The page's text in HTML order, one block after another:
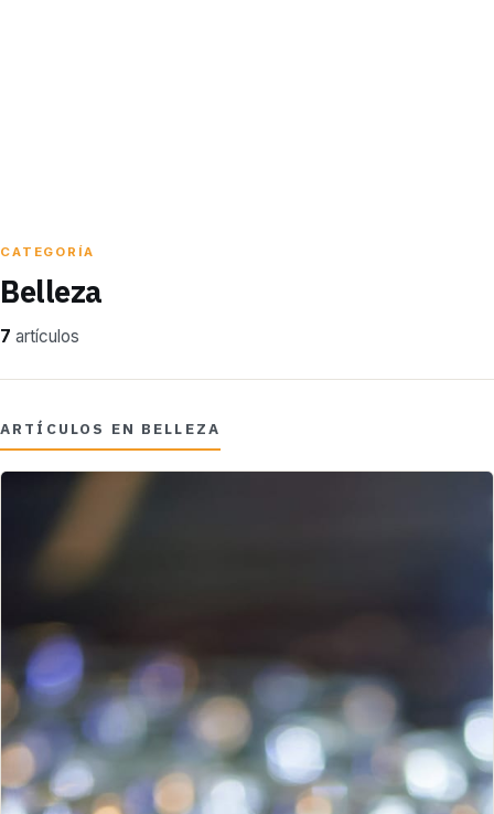
CATEGORÍA
Belleza
7 artículos
ARTÍCULOS EN BELLEZA